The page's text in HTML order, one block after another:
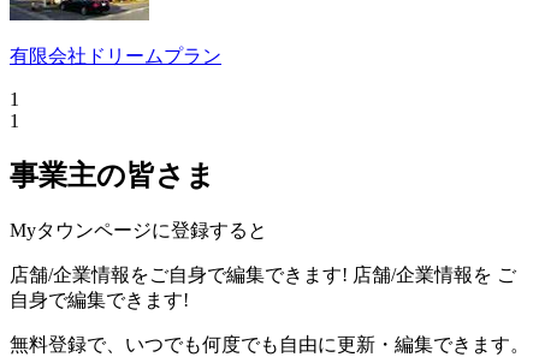
有限会社ドリームプラン
1
1
事業主の皆さま
Myタウンページに登録すると
店舗/企業情報をご自身で編集できます! 店舗/企業情報を ご
自身で編集できます!
無料登録で、いつでも何度でも自由に更新・編集できます。